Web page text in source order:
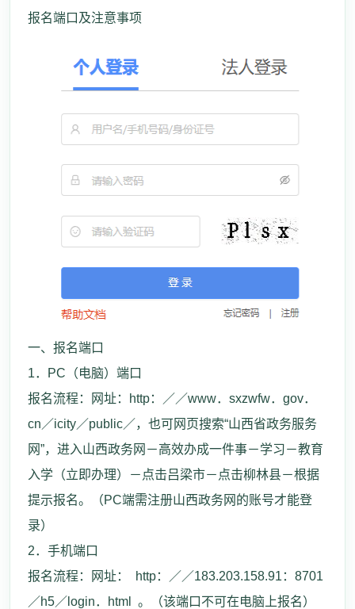
报名端口及注意事项
一、报名端口
1．PC（电脑）端口
报名流程：网址：http：／／www．sxzwfw．gov．
cn／icity／public／，也可网页搜索“山西省政务服务
网”，进入山西政务网－高效办成一件事－学习－教育
入学（立即办理）－点击吕梁市－点击柳林县－根据
提示报名。（PC端需注册山西政务网的账号才能登
录）
2．手机端口
报名流程：网址： http：／／183.203.158.91：8701
／h5／login．html 。（该端口不可在电脑上报名）